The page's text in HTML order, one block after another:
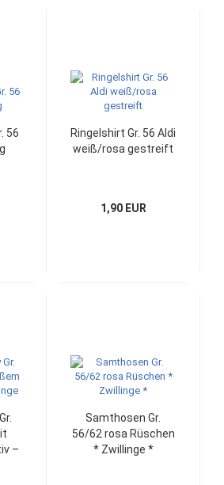
56
Ringelshirt Gr. 56 Aldi
weiß/rosa gestreift
1,90 EUR
–
Samthosen Gr.
56/62 rosa Rüschen
* Zwillinge *